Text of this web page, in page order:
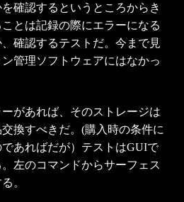
確認するというところからき
とは記録の際にエラーになる
確認するテストだ。今まで見
管理ソフトウェアにはなかっ
があれば、そのストレージは
換すべきだ。(購入時の条件に
あればだが）テストはGUIで
左のコマンドからサーフェス
。